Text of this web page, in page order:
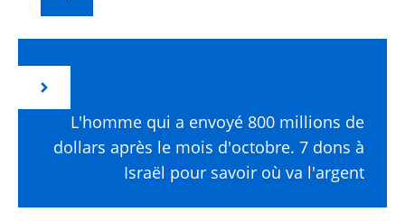
L'homme qui a envoyé 800 millions de
dollars après le mois d'octobre. 7 dons à
Israël pour savoir où va l'argent